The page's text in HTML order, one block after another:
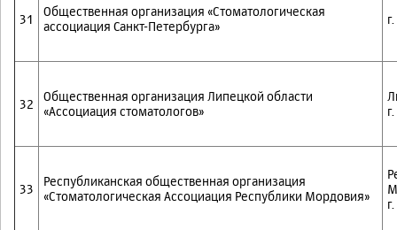
31
Общественная организация «Стоматологическая
ассоциация Санкт-Петербурга»
32
Общественная организация Липецкой области
«Ассоциация стоматологов»
33
Республиканская общественная организация
«Стоматологическая Ассоциация Республики Мордовия»